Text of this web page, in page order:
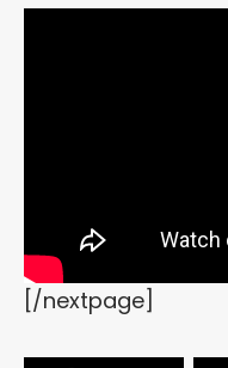
[/nextpage]